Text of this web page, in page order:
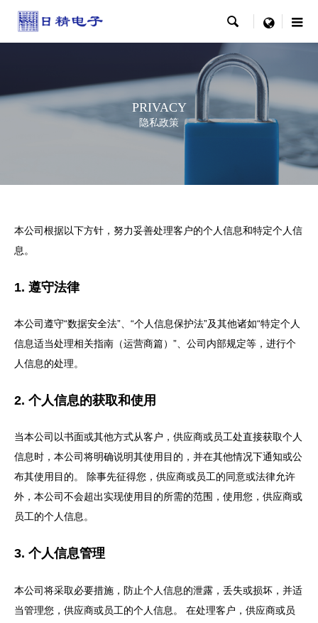
 menu
PRIVACY
隐私政策
本公司根据以下方针，努力妥善处理客户的个人信息和特定个人信
息。
1. 遵守法律
本公司遵守“数据安全法”、“个人信息保护法”及其他诸如“特定个人
信息适当处理相关指南（运营商篇）”、公司内部规定等，进行个
人信息的处理。
2. 个人信息的获取和使用
当本公司以书面或其他方式从客户，供应商或员工处直接获取个人
信息时，本公司将明确说明其使用目的，并在其他情况下通知或公
布其使用目的。 除事先征得您，供应商或员工的同意或法律允许
外，本公司不会超出实现使用目的所需的范围，使用您，供应商或
员工的个人信息。
3. 个人信息管理
本公司将采取必要措施，防止个人信息的泄露，丢失或损坏，并适
当管理您，供应商或员工的个人信息。 在处理客户，供应商或员